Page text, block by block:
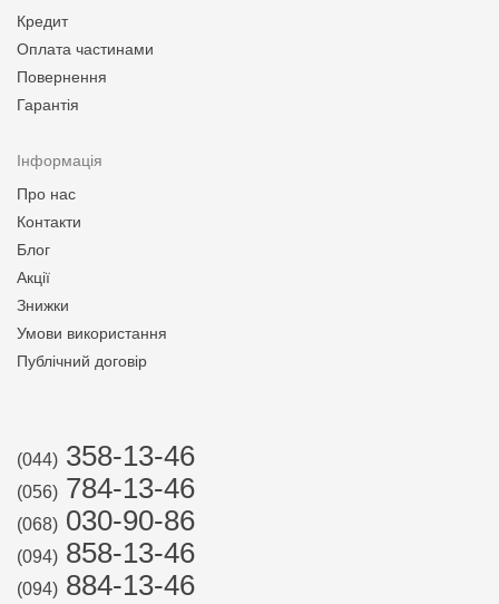
Кредит
Оплата частинами
Повернення
Гарантія
Інформація
Про нас
Контакти
Блог
Акції
Знижки
Умови використання
Публічний договір
(044) 358-13-46
(056) 784-13-46
(068) 030-90-86
(094) 858-13-46
(094) 884-13-46